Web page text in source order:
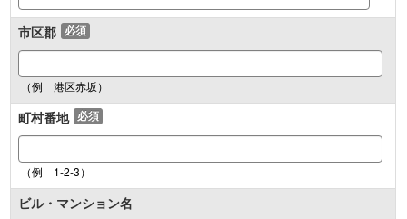
市区郡 必須
（例 港区赤坂）
町村番地 必須
（例 1-2-3）
ビル・マンション名